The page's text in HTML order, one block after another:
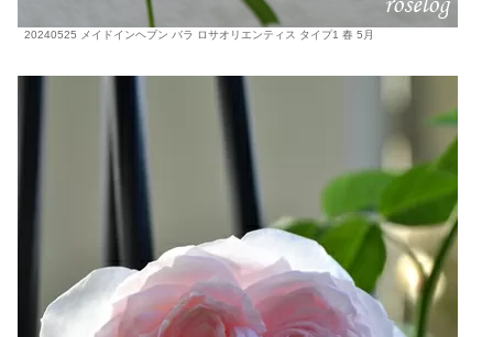
20240525 メイドインヘブン バラ ロサオリエンティス タイプ1 春 5月